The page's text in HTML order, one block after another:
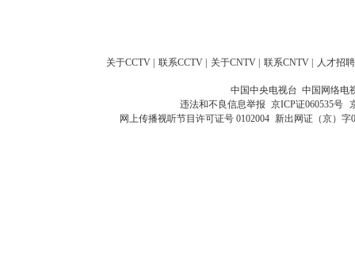
关于CCTV 联系CCTV 关于CNTV 联系CNTV 人才招聘
中国中央电视台 中国网络电
违法和不良信息举报 京ICP证060535号
网上传播视听节目许可证号 0102004 新出网证（京）